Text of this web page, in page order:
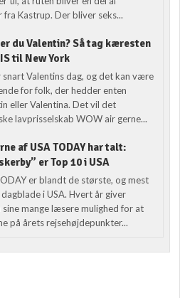
Kastrup. Der bliver seks...
du Valentin? Så tag kæresten
til New York
snart Valentins dag, og det kan være
for folk, der hedder enten
eller Valentina. Det vil det
lavprisselskab WOW air gerne...
af USA TODAY har talt:
er Top 10 i USA
er blandt de største, og mest
i USA. Hvert år giver
sine mange læsere mulighed for at
på årets rejsehøjdepunkter...